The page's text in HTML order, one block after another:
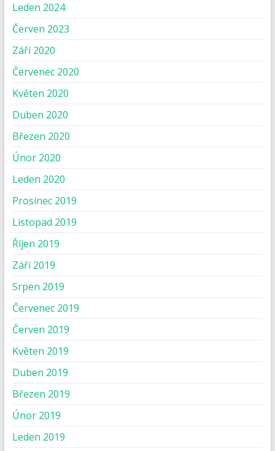
Leden 2024
Červen 2023
Září 2020
Červenec 2020
Květen 2020
Duben 2020
Březen 2020
Únor 2020
Leden 2020
Prosinec 2019
Listopad 2019
Říjen 2019
Září 2019
Srpen 2019
Červenec 2019
Červen 2019
Květen 2019
Duben 2019
Březen 2019
Únor 2019
Leden 2019